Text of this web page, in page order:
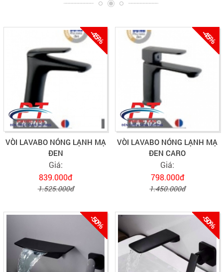
-45%
VÒI LAVABO NÓNG LẠNH MẠ
ĐEN
Giá:
839.000đ
1.525.000đ
-45%
VÒI LAVABO NÓNG LẠNH MẠ
ĐEN CARO
Giá:
798.000đ
1.450.000đ
-50% -50%